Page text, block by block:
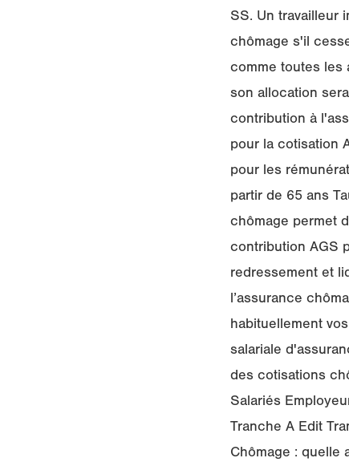
SS. Un travailleur
chômage s'il
comme toutes les
son allocation
contribution à
pour la cotisation
pour les
partir de 65 ans
chômage permet
contribution AGS
redressement et
l’assurance
habituellement
salariale
des cotisations
Salariés
Tranche A Edit
Chômage : quelle